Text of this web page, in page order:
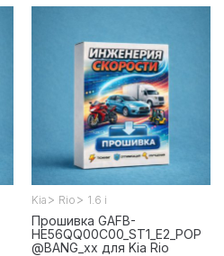
Kia > Rio > 1.6 i
Прошивка GAFB-
HE56QQ00C00_ST1_E2_POP
@BANG_xx для Kia Rio